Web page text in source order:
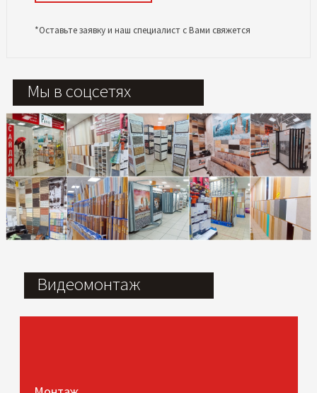
*Оставьте заявку и наш специалист с Вами свяжется
Мы в соцсетях
Видеомонтаж